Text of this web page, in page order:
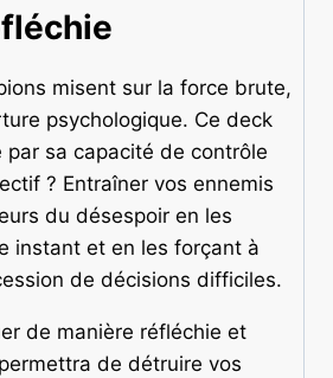
misent sur la force brute,
psychologique. Ce deck
sa capacité de contrôle
? Entraîner vos ennemis
du désespoir en les
instant et en les forçant à
de décisions difficiles.
de manière réfléchie et
de détruire vos